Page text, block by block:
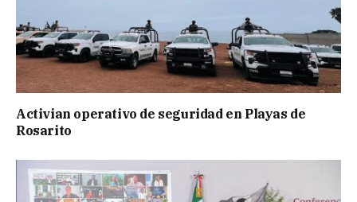
Activian operativo de seguridad en Playas de
Rosarito